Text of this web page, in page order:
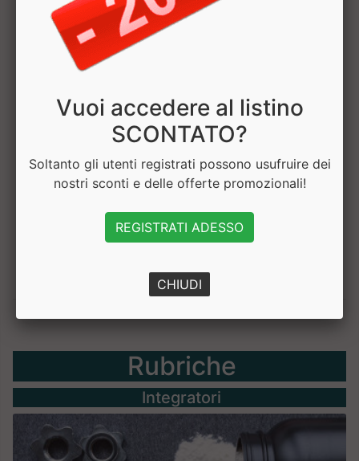
Hai bisogno di aiuto? Chatta con noi
Rubriche
Integratori
Vuoi accedere al listino
SCONTATO?
Soltanto gli utenti registrati possono usufruire dei
nostri sconti e delle offerte promozionali!
REGISTRATI ADESSO
CHIUDI